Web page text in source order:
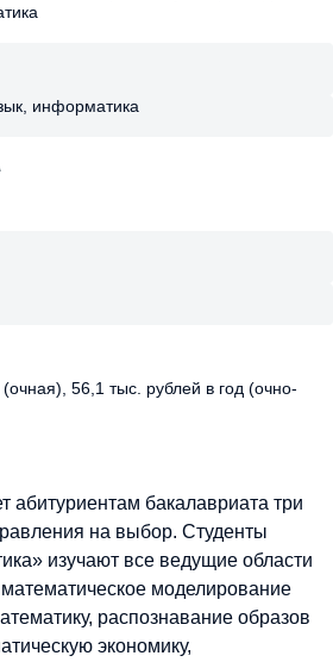
информатика
56,1 тыс. рублей в год (очно-
абитуриентам бакалавриата три
на выбор. Студенты
изучают все ведущие области
моделирование
распознавание образов
экономику,